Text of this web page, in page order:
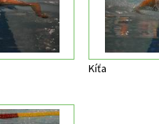
Kíťa